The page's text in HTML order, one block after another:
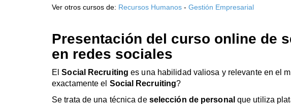
Ver otros cursos de: Recursos Humanos - Gestión Empresarial
Presentación del curso online de
en redes sociales
ElSocial Recruiting es una habilidad valiosa y relevante en el
exactamente el Social Recruiting?
Se trata de una técnica de selección de personal que utiliza